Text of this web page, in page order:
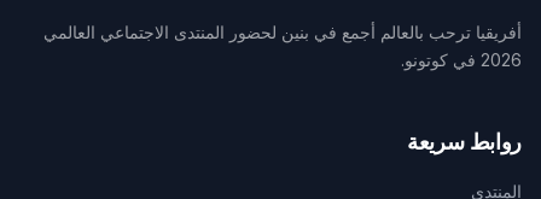
أفريقيا ترحب بالعالم أجمع في بنين لحضور المنتدى الاجتماعي العالمي
2026 في كوتونو.
روابط سريعة
المنتدى